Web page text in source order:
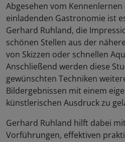
Abgesehen vom
einladenden Gastronomie ist
Gerhard Ruhland, die
schönen Stellen aus der
von Skizzen oder schnellen
Anschließend werden diese
gewünschten Techniken
Bildergebnissen mit einem
künstlerischen Ausdruck zu
Gerhard Ruhland hilft dabei
Vorführungen, effektiven